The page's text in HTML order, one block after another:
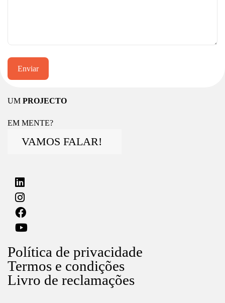
UM PROJECTO
EM MENTE?
VAMOS FALAR!
Política de privacidade
Termos e condições
Livro de reclamações